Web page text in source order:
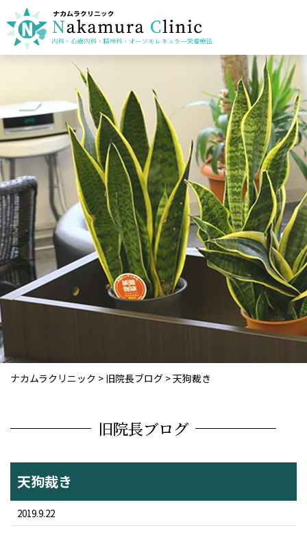
ナカムラクリニック > 旧院長ブログ >天狗裁き
旧院長ブログ
天狗裁き
2019.9.22